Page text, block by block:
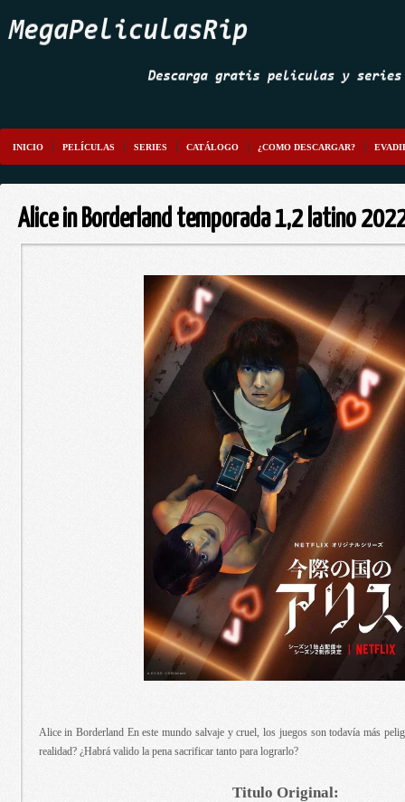
INICIO PELÍCULAS SERIES CATÁLOGO ¿COMO DESCARGAR?
Alice in Borderland temporada 1,2 latino
Alice in Borderland En este mundo salvaje y cruel, los juegos son todavía más
realidad? ¿Habrá valido la pena sacrificar tanto para lograrlo?
Titulo Original: